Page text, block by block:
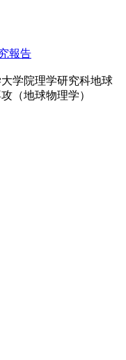
報告
学院理学研究科地球
（地球物理学）